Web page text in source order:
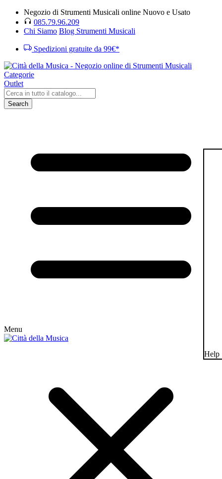
Negozio di Strumenti Musicali online Nuovo e Usato
085.79.96.209
Chi Siamo Blog Strumenti Musicali
Spedizioni gratuite da 99€*
Categorie
Outlet
Search
Menu
Help